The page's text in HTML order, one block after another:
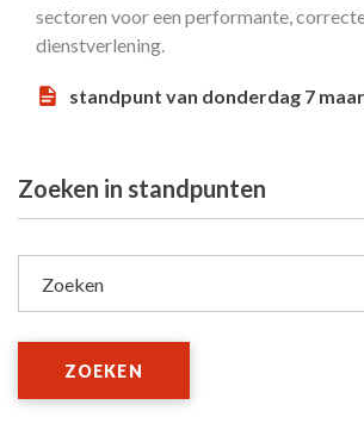
sectoren voor een performante,
dienstverlening.
standpunt van donderdag 7
Zoeken in standpunten
Zoeken
ZOEKEN